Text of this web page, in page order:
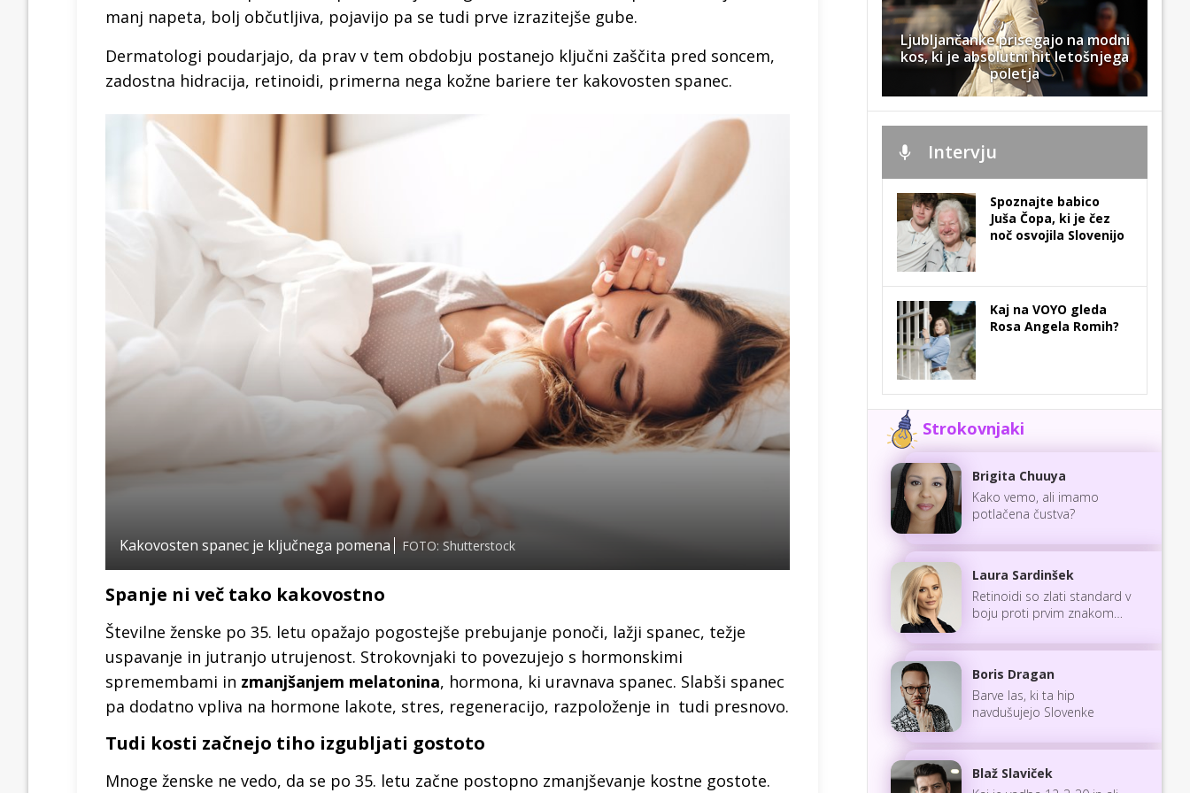
manj napeta, bolj občutljiva, pojavijo pa se tudi prve izrazitejše gube.
Dermatologi poudarjajo, da prav v tem obdobju postanejo ključni zaščita pred soncem,
zadostna hidracija, retinoidi, primerna nega kožne bariere ter kakovosten spanec.
Kakovosten spanec je ključnega pomena FOTO: Shutterstock
Spanje ni več tako kakovostno
Številne ženske po 35. letu opažajo pogostejše prebujanje ponoči, lažji spanec, težje
uspavanje in jutranjo utrujenost. Strokovnjaki to povezujejo s hormonskimi
spremembami in zmanjšanjem melatonina, hormona, ki uravnava spanec. Slabši spanec
pa dodatno vpliva na hormone lakote, stres, regeneracijo, razpoloženje in tudi presnovo.
Tudi kosti začnejo tiho izgubljati gostoto
Mnoge ženske ne vedo, da se po 35. letu začne postopno zmanjševanje kostne gostote.
Ljubljančanke prisegajo na modni
kos, ki je absolutni hit letošnjega
poletja
Intervju
Spoznajte babico
Juša Čopa, ki je čez
noč osvojila Slovenijo
Kaj na VOYO gleda
Rosa Angela Romih?
Strokovnjaki
Brigita Chuuya
Kako vemo, ali imamo
potlačena čustva?
Laura Sardinšek
Retinoidi so zlati standard v
boju proti prvim znakom
Boris Dragan
Barve las, ki ta hip
navdušujejo Slovenke
Blaž Slaviček